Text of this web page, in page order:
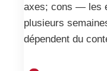
axes; cons — les
plusieurs
dépendent du